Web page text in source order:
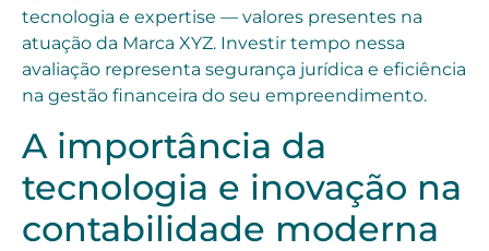
tecnologia e expertise — valores presentes na
atuação da Marca XYZ. Investir tempo nessa
avaliação representa segurança jurídica e eficiência
na gestão financeira do seu empreendimento.
A importância da
tecnologia e inovação na
contabilidade moderna